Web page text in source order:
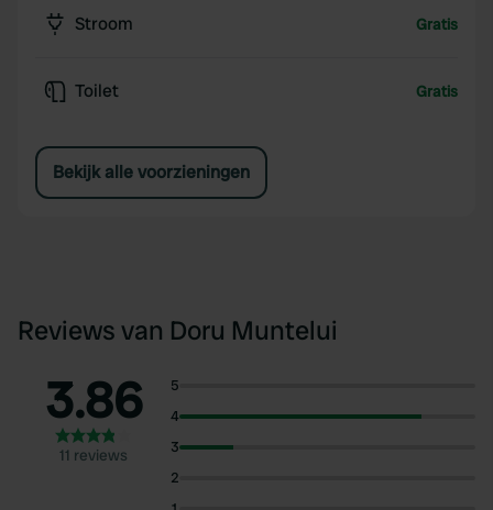
Stroom Gratis
Toilet Gratis
Bekijk alle voorzieningen
Reviews van Doru Muntelui
3.86
11 reviews
5
4
3
2